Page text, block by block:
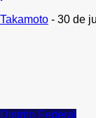
Takamoto - 30 de
Distrito Federal